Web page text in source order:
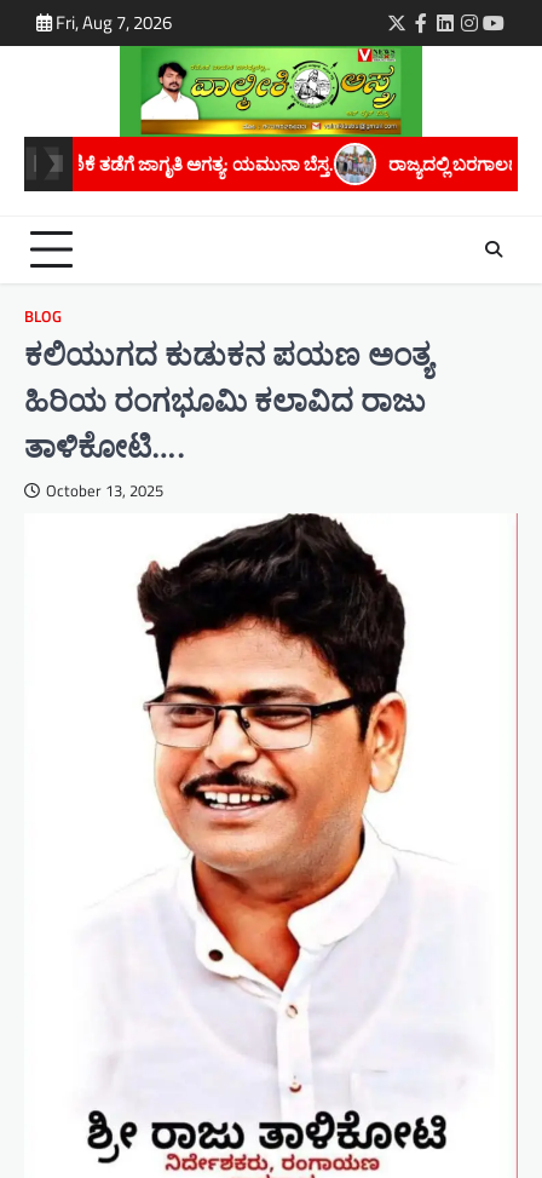
to
Fri, Aug 7, 2026 Twitter
Facebook
LinkedIn
ಬೆಸ್ತ. ರಾಜ್ಯದಲ್ಲಿ ಬರಗಾಲದ ಛಾಯೆ ಆವರಿಸಿದೆ; ಸರ್ಕಾರ ತಕ್ಷಣ
BLOG
ಕಲಿಯುಗದ ಕುಡುಕನ ಪಯಣ ಅಂತ್ಯ
ಹಿರಿಯ ರಂಗಭೂಮಿ ಕಲಾವಿದ ರಾಜು
ತಾಳಿಕೋಟಿ….
October 13, 2025